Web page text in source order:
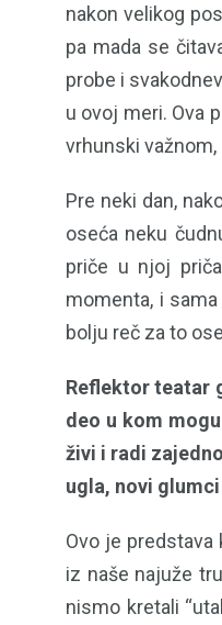
nakon velikog
pa mada se
probe i
u ovoj meri. Ova
vrhunski
Pre neki dan,
oseća neku
priče u njoj
momenta, i
bolju reč za to
Reflektor teatar
deo u kom
živi i radi
ugla, novi
Ovo je
iz naše najuže
nismo kretali